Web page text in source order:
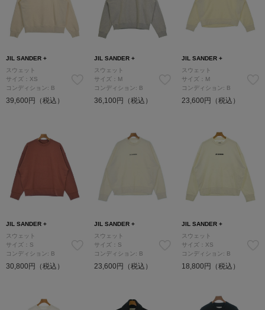
JIL SANDER +
スウェット
サイズ：XS
コンディション: B
39,600円（税込）
JIL SANDER +
スウェット
サイズ：M
コンディション: B
36,100円（税込）
JIL SANDER +
スウェット
サイズ：M
コンディション: B
23,600円（税込）
JIL SANDER +
スウェット
サイズ：S
コンディション: B
30,800円（税込）
JIL SANDER +
スウェット
サイズ：S
コンディション: B
23,600円（税込）
JIL SANDER +
スウェット
サイズ：XS
コンディション: B
18,800円（税込）